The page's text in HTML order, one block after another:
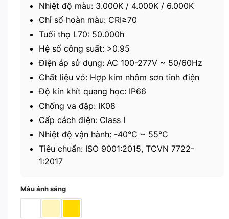
Nhiệt độ màu: 3.000K / 4.000K / 6.000K
Chỉ số hoàn màu: CRI≥70
Tuổi thọ L70: 50.000h
Hệ số công suất: >0.95
Điện áp sử dụng: AC 100-277V ~ 50/60Hz
Chất liệu vỏ: Hợp kim nhôm sơn tĩnh điện
Độ kín khít quang học: IP66
Chống va đập: IK08
Cấp cách điện: Class I
Nhiệt độ vận hành: -40℃ ~ 55℃
Tiêu chuẩn: ISO 9001:2015, TCVN 7722-
1:2017
Màu ánh sáng